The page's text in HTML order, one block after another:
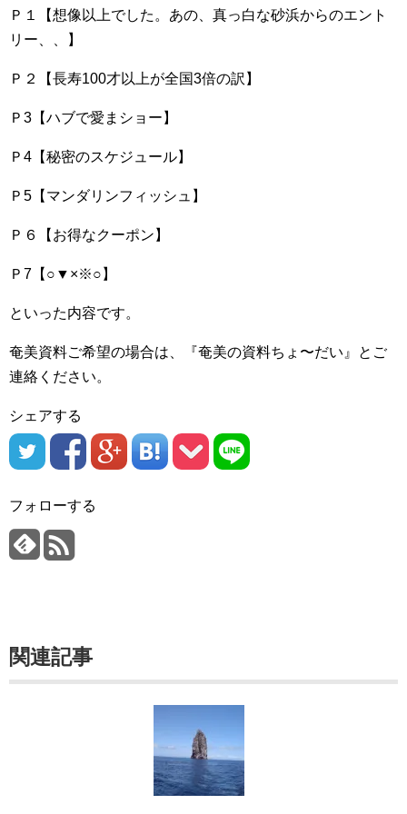
Ｐ１【想像以上でした。あの、真っ白な砂浜からのエント
リー、、】
Ｐ２【長寿100才以上が全国3倍の訳】
Ｐ3【ハブで愛まショー】
Ｐ4【秘密のスケジュール】
Ｐ5【マンダリンフィッシュ】
Ｐ６【お得なクーポン】
Ｐ7【○▼×※○】
といった内容です。
奄美資料ご希望の場合は、『奄美の資料ちょ〜だい』とご
連絡ください。
シェアする
フォローする
関連記事